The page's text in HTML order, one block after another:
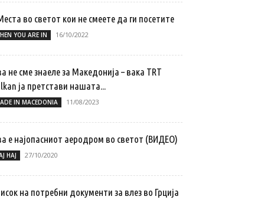
во светот кои не смеете да ги посетите
YOU ARE IN 16/10/2022
не сме знаеле за Македонија – вака TRT
ја претстави нашата...
IN MACEDONIA 11/08/2023
е најопасниот аеродром во светот (ВИДЕО)
НАЈ 27/10/2020
на потребни документи за влез во Грција